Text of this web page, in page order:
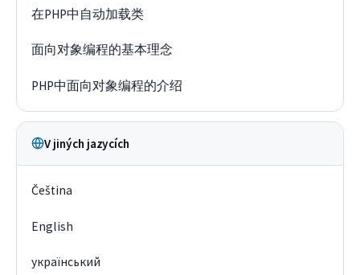
在PHP中自动加载类
面向对象编程的基本理念
PHP中面向对象编程的介绍
V jiných jazycích
Čeština
English
український